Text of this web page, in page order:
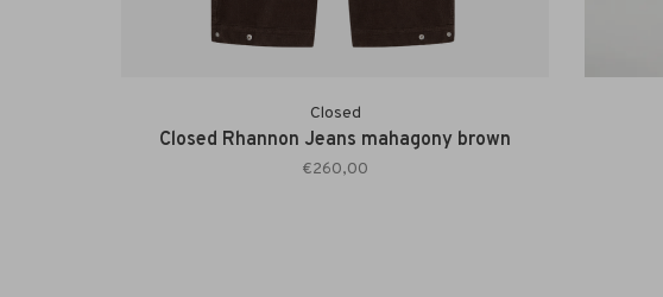
Closed
Closed Rhannon Jeans mahagony brown
€260,00